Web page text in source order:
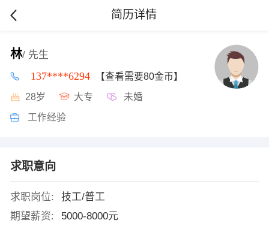
简历详情
林/ 先生
137****6294 【查看需要80金币】
28岁 大专 未婚
工作经验
求职意向
求职岗位:
技工/普工
期望薪资:
5000-8000元